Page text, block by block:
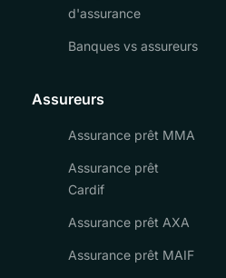
d'assurance
Banques vs assureurs
Assureurs
Assurance prêt MMA
Assurance prêt
Cardif
Assurance prêt AXA
Assurance prêt MAIF